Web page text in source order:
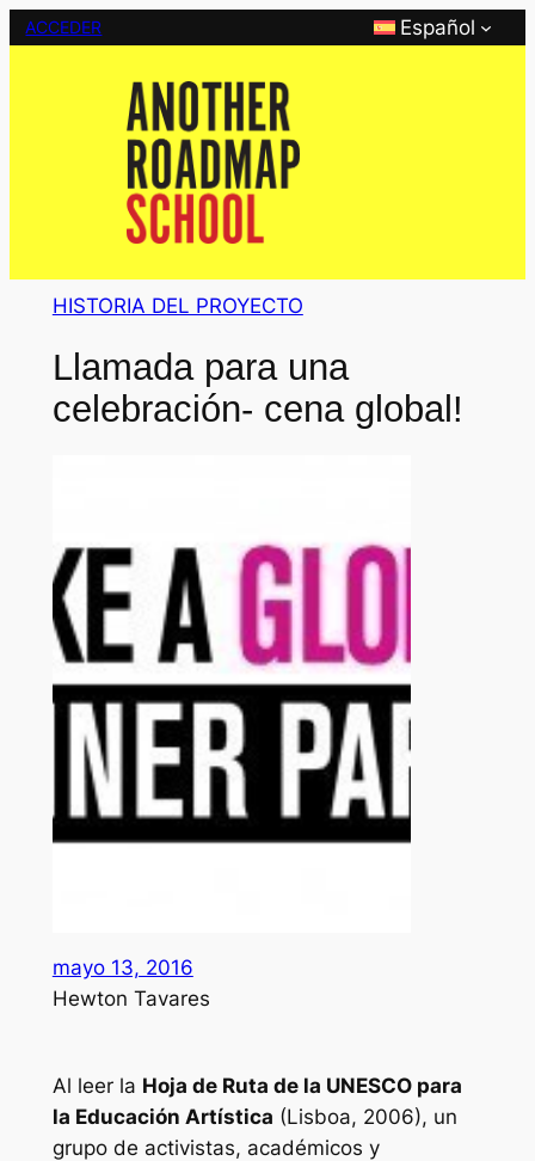
Saltar
ACCEDER Español
HISTORIA DEL PROYECTO
Llamada para una
celebración- cena global!
mayo 13, 2016
Hewton Tavares
Al leer la Hoja de Ruta de la UNESCO para
la Educación Artística (Lisboa, 2006), un
grupo de activistas, académicos y